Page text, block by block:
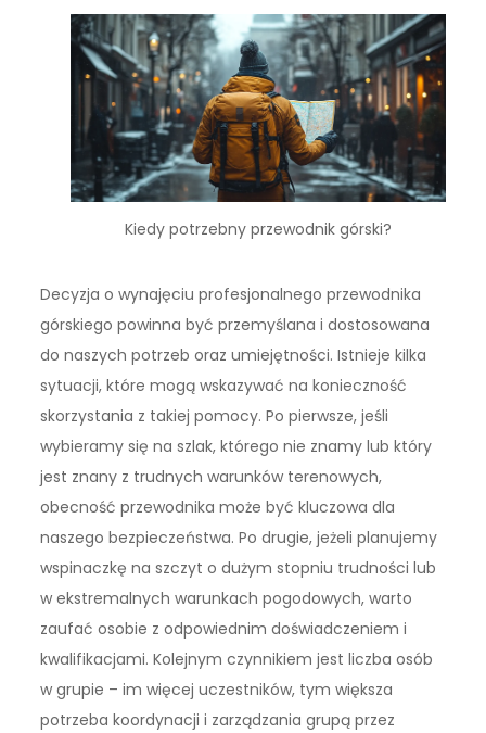
Kiedy potrzebny przewodnik górski?
Decyzja o wynajęciu profesjonalnego przewodnika
górskiego powinna być przemyślana i dostosowana
do naszych potrzeb oraz umiejętności. Istnieje kilka
sytuacji, które mogą wskazywać na konieczność
skorzystania z takiej pomocy. Po pierwsze, jeśli
wybieramy się na szlak, którego nie znamy lub który
jest znany z trudnych warunków terenowych,
obecność przewodnika może być kluczowa dla
naszego bezpieczeństwa. Po drugie, jeżeli planujemy
wspinaczkę na szczyt o dużym stopniu trudności lub
w ekstremalnych warunkach pogodowych, warto
zaufać osobie z odpowiednim doświadczeniem i
kwalifikacjami. Kolejnym czynnikiem jest liczba osób
w grupie – im więcej uczestników, tym większa
potrzeba koordynacji i zarządzania grupą przez